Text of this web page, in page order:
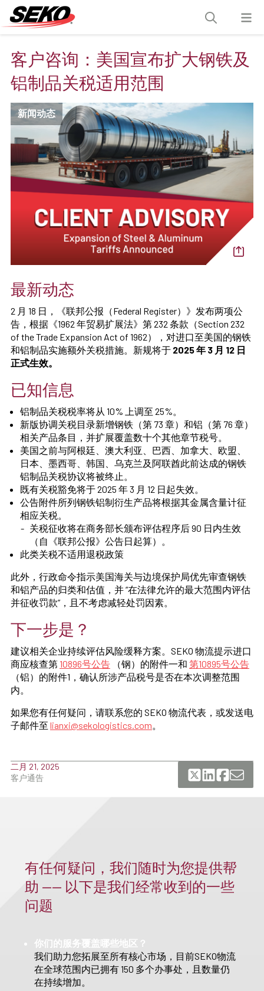
客户咨询：美国宣布扩大钢铁及
铝制品关税适用范围
新闻动态
最新动态
2 月 18 日，《联邦公报（Federal Register）》发布两项公
告，根据《1962 年贸易扩展法》第 232 条款（Section 232
of the Trade Expansion Act of 1962），对进口至美国的钢铁
和铝制品实施额外关税措施。新规将于 2025 年 3 月 12 日
正式生效。
已知信息
铝制品关税税率将从 10% 上调至 25%。
新版协调关税目录新增钢铁（第 73 章）和铝（第 76 章）
相关产品条目，并扩展覆盖数十个其他章节税号。
美国之前与阿根廷、澳大利亚、巴西、加拿大、欧盟、
日本、墨西哥、韩国、乌克兰及阿联酋此前达成的钢铁
铝制品关税协议将被终止。
既有关税豁免将于 2025 年 3 月 12 日起失效。
公告附件所列钢铁铝制衍生产品将根据其金属含量计征
相应关税。
关税征收将在商务部长颁布评估程序后 90 日内生效
（自《联邦公报》公告日起算）。
此类关税不适用退税政策
此外，行政命令指示美国海关与边境保护局优先审查钢铁
和铝产品的归类和估值，并 “在法律允许的最大范围内评估
并征收罚款”，且不考虑减轻处罚因素。
下一步是？
建议相关企业持续评估风险缓释方案。SEKO 物流提示进口
商应核查第10896号公告 （钢）的附件一和 第10895号公告
（铝）的附件1，确认所涉产品税号是否在本次调整范围
内。
如果您有任何疑问，请联系您的 SEKO 物流代表，或发送电
子邮件至 lianxi@sekologistics.com
二月 21, 2025
客户通告
有任何疑问，我们随时为您提供帮
助 —— 以下是我们经常收到的一些
问题
你们的服务覆盖哪些地区？
我们助力您拓展至所有核心市场，目前SEKO物流
在全球范围内已拥有 150 多个办事处，且数量仍
在持续增加。